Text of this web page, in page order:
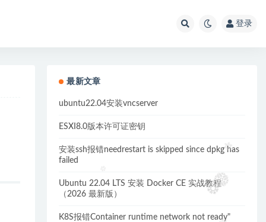
登录
最新文章
ubuntu22.04安装vncserver
ESXI8.0版本许可证密钥
安装ssh报错needrestart is skipped since dpkg has
failed
Ubuntu 22.04 LTS 安装 Docker CE 实战教程
（2026 最新版）
K8S报错Container runtime network not ready"